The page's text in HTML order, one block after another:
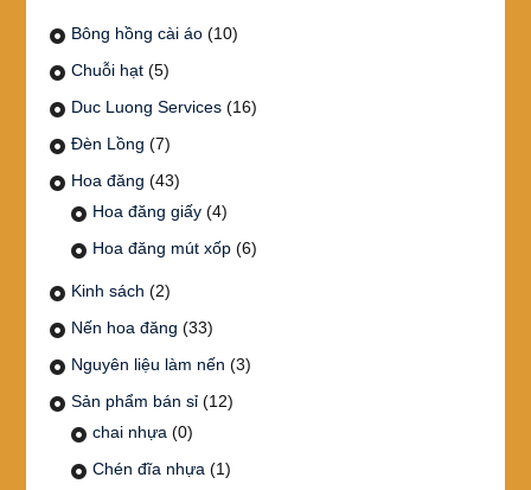
Bông hồng cài áo (10)
Chuỗi hạt (5)
Duc Luong Services (16)
Đèn Lồng (7)
Hoa đăng (43)
Hoa đăng giấy (4)
Hoa đăng mút xốp (6)
Kinh sách (2)
Nến hoa đăng (33)
Nguyên liệu làm nến (3)
Sản phẩm bán sỉ (12)
chai nhựa (0)
Chén đĩa nhựa (1)